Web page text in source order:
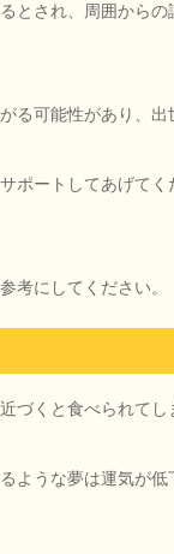
とされ、周囲から
る可能性があり、
ポートしてあげてく
考にしてください。
づくと食べられてし
ような夢は運気が